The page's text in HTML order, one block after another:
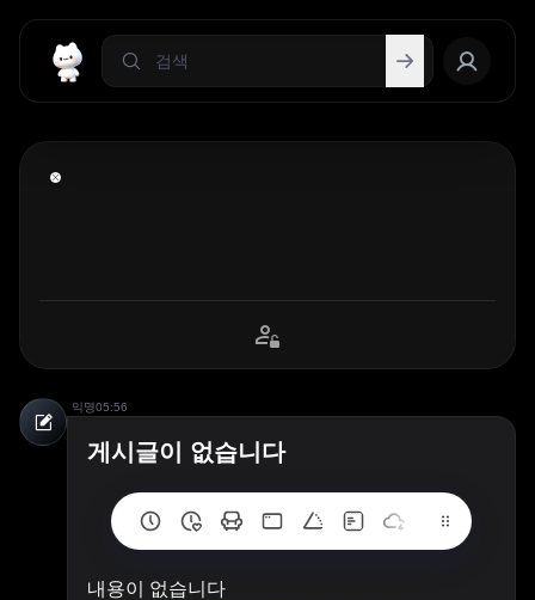
익명05:56
게시글이 없습니다
내용이 없습니다